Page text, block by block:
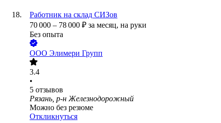
Работник на склад СИЗов
70 000 – 78 000 ₽ за месяц, на руки
Без опыта
ООО Элимери Групп
3.4
•
5 отзывов
Рязань, р-н Железнодорожный
Можно без резюме
Откликнуться